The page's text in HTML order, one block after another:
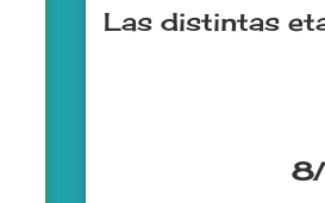
Las distintas
8/